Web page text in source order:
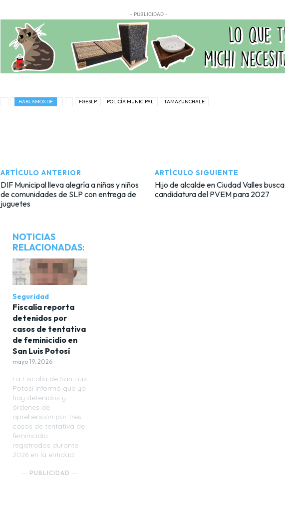
- PUBLICIDAD -
HABLAMOS DE FGESLP POLICÍA MUNICIPAL TAMAZUNCHALE
ARTÍCULO ANTERIOR
DIF Municipal lleva alegría a niñas y niños
de comunidades de SLP con entrega de
juguetes
ARTÍCULO SIGUIENTE
Hijo de alcalde en Ciudad Valles busca
candidatura del PVEM para 2027
NOTICIAS
RELACIONADAS:
Seguridad
Fiscalía reporta
detenidos por
casos de tentativa
de feminicidio en
San Luis Potosí
mayo 19, 2026
La Fiscalía de San Luis
Potosí informó que ya
hay detenidos y
órdenes de
aprehensión por tres
casos de tentativa de
feminicidio
registrados durante
2026 en la entidad.
― PUBLICIDAD ―